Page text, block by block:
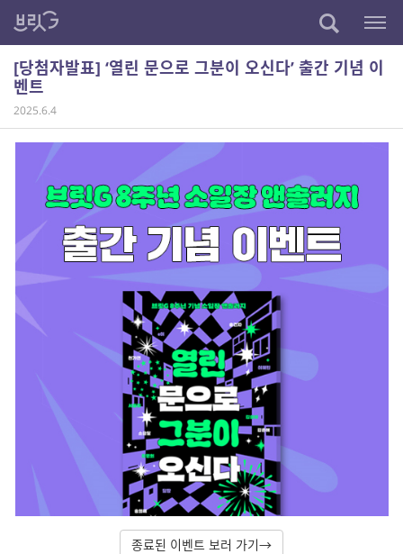
[당첨자발표] ‘열린 문으로 그분이 오신다’ 출간 기념 이
벤트
2025.6.4
종료된 이벤트 보러 가기→